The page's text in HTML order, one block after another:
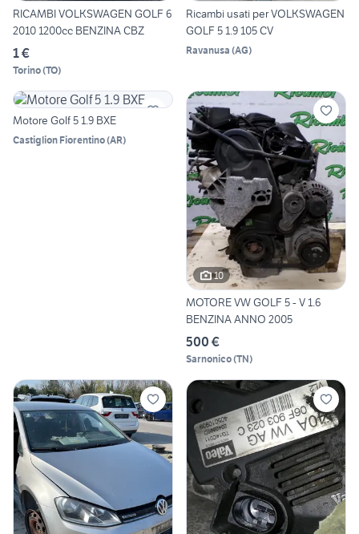
RICAMBI VOLKSWAGEN GOLF 6
2010 1200cc BENZINA CBZ
1 €
Torino(TO)
Ricambi usati per VOLKSWAGEN
GOLF 5 1.9 105 CV
Ravanusa (AG)
Motore Golf 5 1.9 BXE
Castiglion Fiorentino(AR)
10
MOTORE VW GOLF 5 - V 1.6
BENZINA ANNO 2005
500 €
Sarnonico(TN)